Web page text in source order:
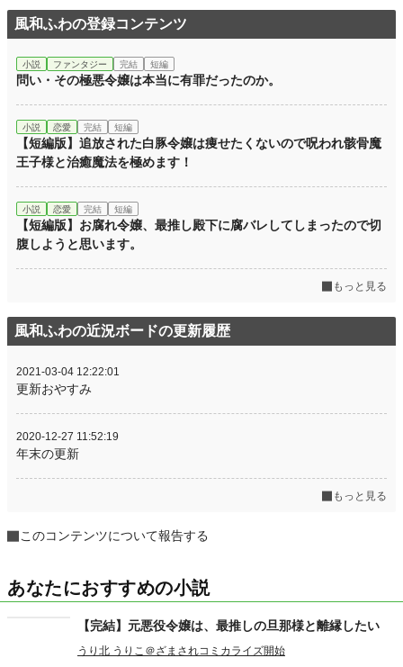
風和ふわの登録コンテンツ
小説 ファンタジー 完結 短編
問い・その極悪令嬢は本当に有罪だったのか。
小説 恋愛 完結 短編
【短編版】追放された白豚令嬢は痩せたくないので呪われ骸骨魔
王子様と治癒魔法を極めます！
小説 恋愛 完結 短編
【短編版】お腐れ令嬢、最推し殿下に腐バレしてしまったので切
腹しようと思います。
もっと見る
風和ふわの近況ボードの更新履歴
2021-03-04 12:22:01
更新おやすみ
2020-12-27 11:52:19
年末の更新
もっと見る
このコンテンツについて報告する
あなたにおすすめの小説
【完結】元悪役令嬢は、最推しの旦那様と離縁したい
うり北 うりこ＠ざまされコミカライズ開始